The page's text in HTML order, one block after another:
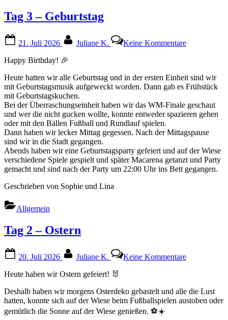
Tag 3 – Geburtstag
on
21. Juli 2026 Juliane K. Keine KommentareTag
Geburtstag
Happy Birthday! 🎉
Heute hatten wir alle Geburtstag und in der ersten Einheit sind wir
mit Geburtstagsmusik aufgeweckt worden. Dann gab es Frühstück
mit Geburtstagskuchen.
Bei der Überraschungseinheit haben wir das WM-Finale geschaut
und wer die nicht gucken wollte, konnte entweder spazieren gehen
oder mit den Bällen Fußball und Rundlauf spielen.
Dann haben wir lecker Mittag gegessen. Nach der Mittagspause
sind wir in die Stadt gegangen.
Abends haben wir eine Geburtstagsparty gefeiert und auf der Wiese
verschiedene Spiele gespielt und später Macarena getanzt und Party
gemacht und sind nach der Party um 22:00 Uhr ins Bett gegangen.
Geschrieben von Sophie und Lina
Allgemein
Tag 2 – Ostern
on
20. Juli 2026 Juliane K. Keine KommentareTag
Ostern
Heute haben wir Ostern gefeiert! 🐰
Deshalb haben wir morgens Osterdeko gebastelt und alle die Lust
hatten, konnte sich auf der Wiese beim Fußballspielen austoben oder
gemütlich die Sonne auf der Wiese genießen. ⚽☀️